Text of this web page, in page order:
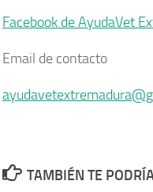
Facebook de AyudaVet
Email de contacto
TAMBIÉN TE